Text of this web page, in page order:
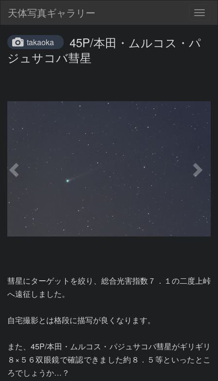
天体写真ギャラリー
takaoka
45P/本田・ムルコス・パ
ジュサコバ彗星
彗星にターゲットを絞り、総合光害指数７．１の二度上峠
へ遠征しました。
自宅撮影とは格段に描写が良くなります。
また、45P/本田・ムルコス・パジュサコバ彗星がギリギリ
８×５６双眼鏡で確認できました約８．５等といったとこ